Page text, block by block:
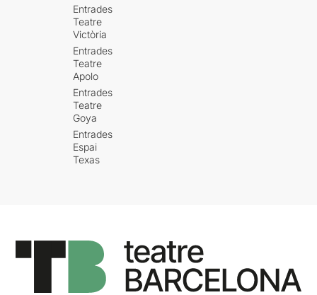
Entrades
Teatre
Victòria
Entrades
Teatre
Apolo
Entrades
Teatre
Goya
Entrades
Espai
Texas